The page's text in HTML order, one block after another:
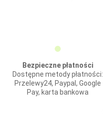
Bezpieczne płatności
Dostępne metody płatności:
Przelewy24, Paypal, Google
Pay, karta bankowa